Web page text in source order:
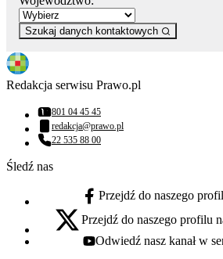
Szukaj danych kontaktowych
Redakcja serwisu Prawo.pl
Numer telefonu:
801 04 45 45
Adres email:
redakcja@prawo.pl
Numer telefonu:
22 535 88 00
Śledź nas
facebook - otwiera się w nowej karcie
Przejdź do naszego
x - otwiera się w nowej karcie
Przejdź do naszego profilu
youtube - otwiera się w nowej karcie
Odwiedź nasz kanał w